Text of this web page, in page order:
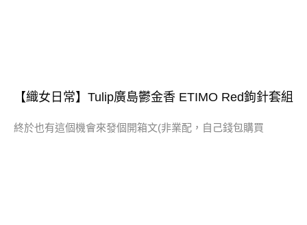
【織女日常】Tulip廣島鬱金香 ETIMO Red鉤針套組
終於也有這個機會來發個開箱文(非業配，自己錢包購買